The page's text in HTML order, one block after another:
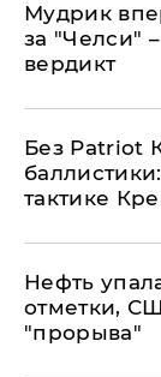
Мудрик
за "Челси"
вердикт
​Без Patriot
тактике
Нефть
отметки,
"прорыва"